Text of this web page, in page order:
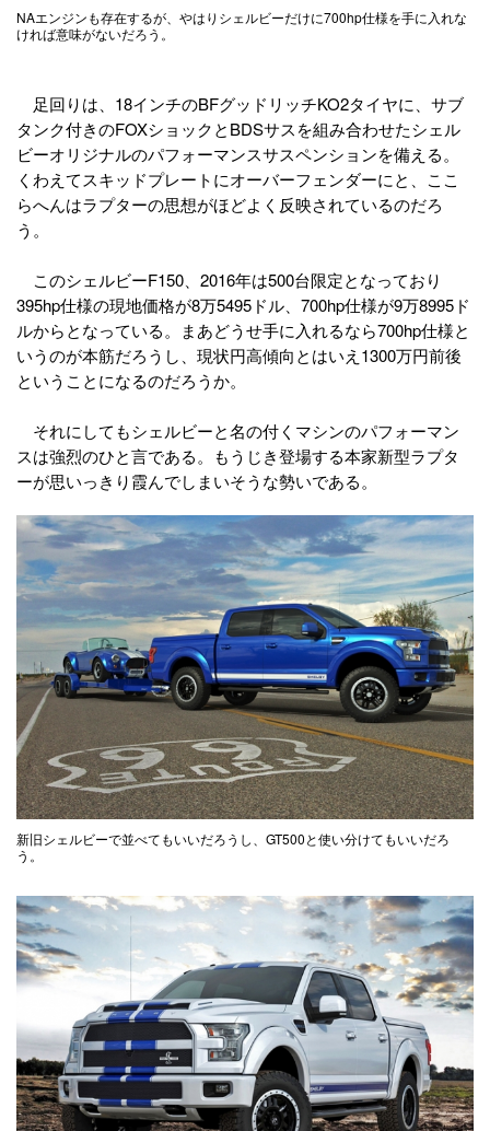
NAエンジンも存在するが、やはりシェルビーだけに700hp仕様を手に入れな
ければ意味がないだろう。
足回りは、18インチのBFグッドリッチKO2タイヤに、サブ
タンク付きのFOXショックとBDSサスを組み合わせたシェル
ビーオリジナルのパフォーマンスサスペンションを備える。
くわえてスキッドプレートにオーバーフェンダーにと、ここ
らへんはラプターの思想がほどよく反映されているのだろ
う。
このシェルビーF150、2016年は500台限定となっており
395hp仕様の現地価格が8万5495ドル、700hp仕様が9万8995ド
ルからとなっている。まあどうせ手に入れるなら700hp仕様と
いうのが本筋だろうし、現状円高傾向とはいえ1300万円前後
ということになるのだろうか。
それにしてもシェルビーと名の付くマシンのパフォーマン
スは強烈のひと言である。もうじき登場する本家新型ラプタ
ーが思いっきり霞んでしまいそうな勢いである。
新旧シェルビーで並べてもいいだろうし、GT500と使い分けてもいいだろ
う。